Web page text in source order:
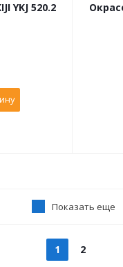
YKJ 520.2
Показать еще
1 2